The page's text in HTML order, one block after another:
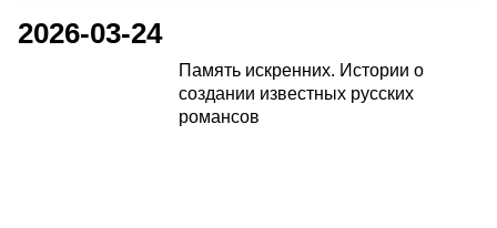
2026-03-24
Память искренних. Истории о
создании известных русских
романсов